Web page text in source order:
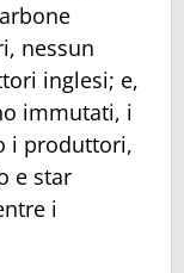
nessun
inglesi; e,
immutati, i
i produttori,
e star
i